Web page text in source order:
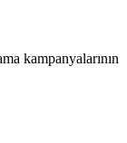
kampanyalarının